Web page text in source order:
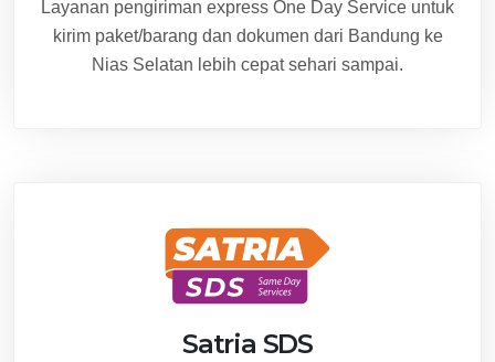
Layanan pengiriman express One Day Service untuk
kirim paket/barang dan dokumen dari Bandung ke
Nias Selatan lebih cepat sehari sampai.
Satria SDS